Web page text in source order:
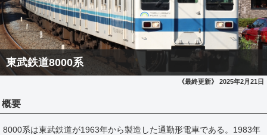
東武鉄道8000系
《最終更新》 2025年2月21日
概要
8000系は東武鉄道が1963年から製造した通勤形電車である。1983年